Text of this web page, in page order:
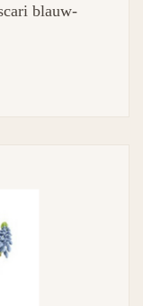
blauw-